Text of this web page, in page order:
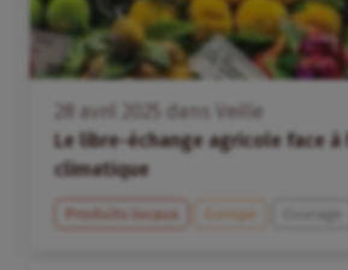
avril dans
Veille
Le libre-échange agricole face à
climatique
Produits locaux Europe